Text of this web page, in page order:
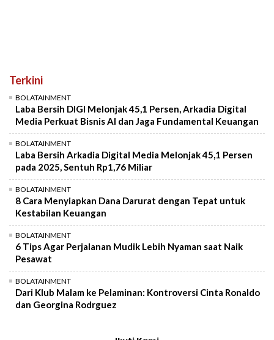
Terkini
BOLATAINMENT
Laba Bersih DIGI Melonjak 45,1 Persen, Arkadia Digital
Media Perkuat Bisnis AI dan Jaga Fundamental Keuangan
BOLATAINMENT
Laba Bersih Arkadia Digital Media Melonjak 45,1 Persen
pada 2025, Sentuh Rp1,76 Miliar
BOLATAINMENT
8 Cara Menyiapkan Dana Darurat dengan Tepat untuk
Kestabilan Keuangan
BOLATAINMENT
6 Tips Agar Perjalanan Mudik Lebih Nyaman saat Naik
Pesawat
BOLATAINMENT
Dari Klub Malam ke Pelaminan: Kontroversi Cinta Ronaldo
dan Georgina Rodrguez